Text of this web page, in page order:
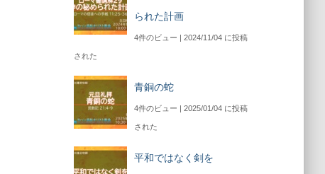
られた計画
4件のビュー 2024/11/04 に投稿
された
青銅の蛇
4件のビュー 2025/01/04 に投稿
された
平和ではなく剣を